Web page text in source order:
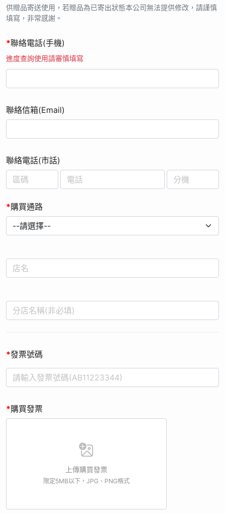
供贈品寄送使用，若贈品為已寄出狀態本公司無法提供修改，請謹慎
填寫，非常感謝。
*聯絡電話(手機)
進度查詢使用請審慎填寫
聯絡信箱(Email)
聯絡電話(市話)
*購買通路
*發票號碼
*購買發票
上傳購買發票
限定5MB以下，JPG、PNG格式